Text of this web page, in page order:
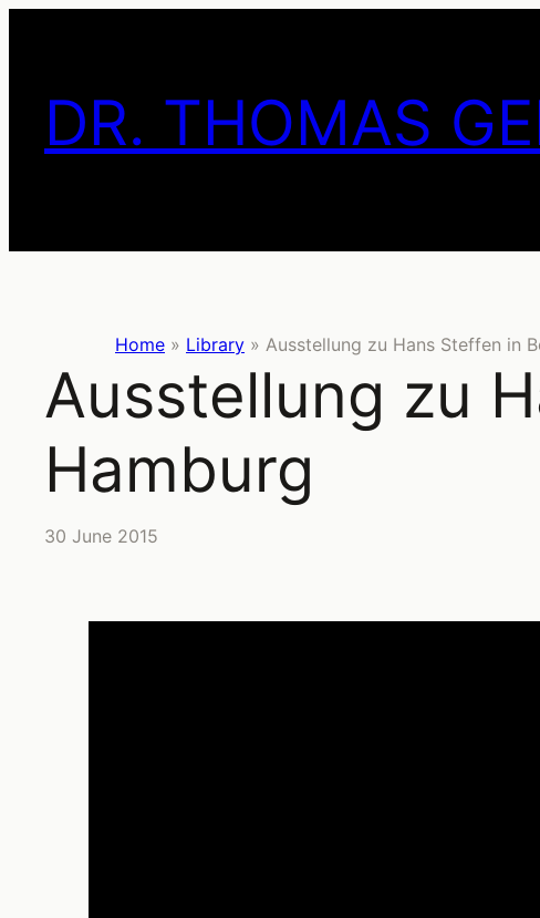
DR. THOMAS
Home » Library » Ausstellung zu Hans Steffen in
Ausstellung zu
Hamburg
30 June 2015